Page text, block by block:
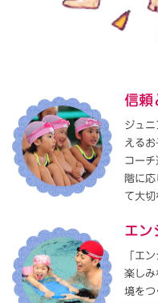
信頼
ジュ
える
コー
階に
て大切
エン
「エ
楽しみ
境をつ